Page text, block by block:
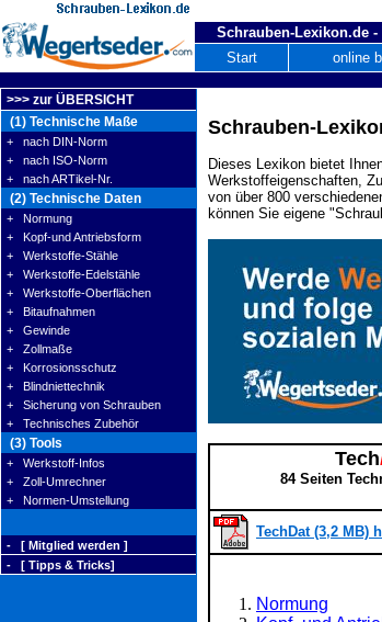
Schrauben-Lexikon.de -
Start
online
>>> zur ÜBERSICHT
(1) Technische Maße
+ nach DIN-Norm
+ nach ISO-Norm
+ nach ARTikel-Nr.
(2) Technische Daten
+ Normung
+ Kopf-und Antriebsform
+ Werkstoffe-Stähle
+ Werkstoffe-Edelstähle
+ Werkstoffe-Oberflächen
+ Bitaufnahmen
+ Gewinde
+ Zollmaße
+ Korrosionsschutz
+ Blindniettechnik
+ Sicherung von Schrauben
+ Technisches Zubehör
(3) Tools
+ Werkstoff-Infos
+ Zoll-Umrechner
+ Normen-Umstellung
- [ Mitglied werden ]
- [ Tipps & Tricks]
Schrauben-
Dieses Lexikon bietet
Werkstoffeigenschaften,
von über 800
können Sie eigene
Tech
84 Seiten
TechDat (3,2 MB)
Normung